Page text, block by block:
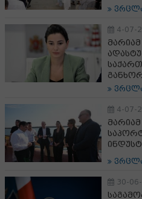
4-07-
4-07-
30-